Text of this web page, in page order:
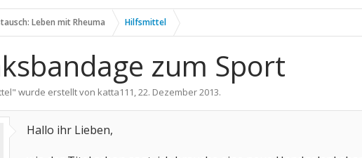
Leben mit Rheuma Hilfsmittel
zum Sport
" wurde erstellt von katta111,22. Dezember 2013.
Hallo ihr Lieben,